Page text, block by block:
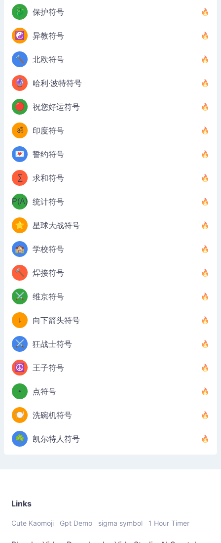
🐉 保护符号
☯️ 异教符号
🔨 北欧符号
🔮 哈利·波特符号
🔴 祝您好运符号
ॐ 印度符号
💌 誓约符号
∑ 求和符号
P(A) 统计符号
⭐ 星球大战符号
🏫 学校符号
🔨 焊接符号
⚔️ 维京符号
↓ 向下箭头符号
⚔️ 狂战士符号
☮️ 王子符号
• 点符号
🍽️ 洗碗机符号
☘️ 凯尔特人符号
Links
Cute Kaomoji Gpt Demo sigma symbol 1 Hour Timer